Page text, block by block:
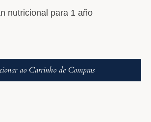
nutricional para 1 año
ao Carrinho de Compras